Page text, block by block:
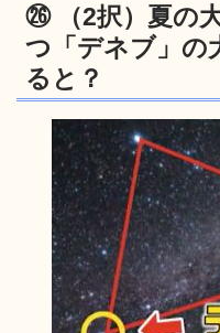
㉖ （2択）夏の
つ「デネブ」の
ると？